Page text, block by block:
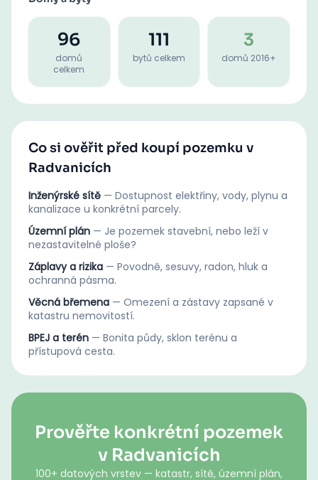
96
domů
celkem
111
bytů celkem
3
domů 2016+
Co si ověřit před koupí pozemku v
Radvanicích
Inženýrské sítě — Dostupnost elektřiny, vody, plynu a
kanalizace u konkrétní parcely.
Územní plán — Je pozemek stavební, nebo leží v
nezastavitelné ploše?
Záplavy a rizika — Povodně, sesuvy, radon, hluk a
ochranná pásma.
Věcná břemena — Omezení a zástavy zapsané v
katastru nemovitostí.
BPEJ a terén — Bonita půdy, sklon terénu a
přístupová cesta.
Prověřte konkrétní pozemek
v Radvanicích
100+ datových vrstev — katastr, sítě, územní plán,